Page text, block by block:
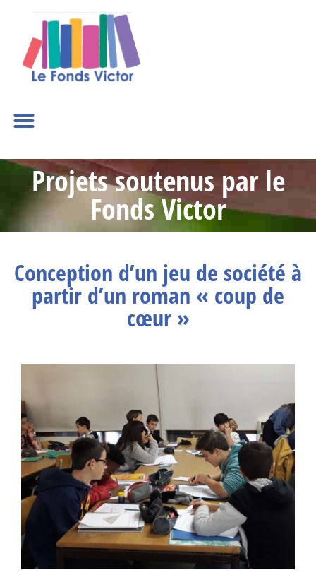
Projets soutenus par le
Fonds Victor
Conception d’un jeu de société à
partir d’un roman « coup de
cœur »